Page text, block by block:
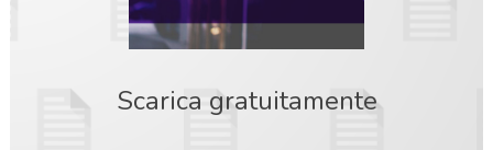
Scarica gratuitamente